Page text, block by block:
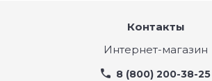
Контакты
Интернет-магазин
8 (800) 200-38-25